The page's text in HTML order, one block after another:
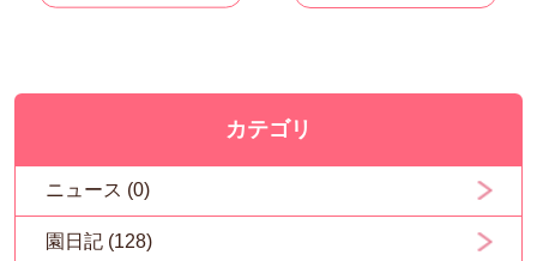
カテゴリ
ニュース (0)
園日記 (128)